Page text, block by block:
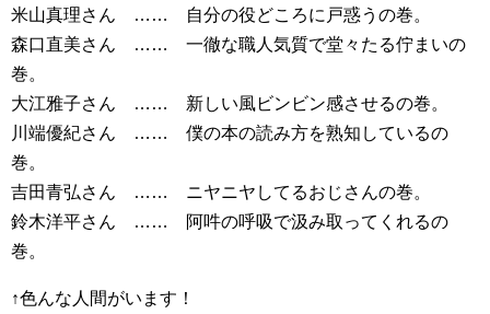
米山真理さん …… 自分の役どころに戸惑うの巻。
森口直美さん …… 一徹な職人気質で堂々たる佇まいの
巻。
大江雅子さん …… 新しい風ビンビン感させるの巻。
川端優紀さん …… 僕の本の読み方を熟知しているの
巻。
吉田青弘さん …… ニヤニヤしてるおじさんの巻。
鈴木洋平さん …… 阿吽の呼吸で汲み取ってくれるの
巻。
↑色んな人間がいます！